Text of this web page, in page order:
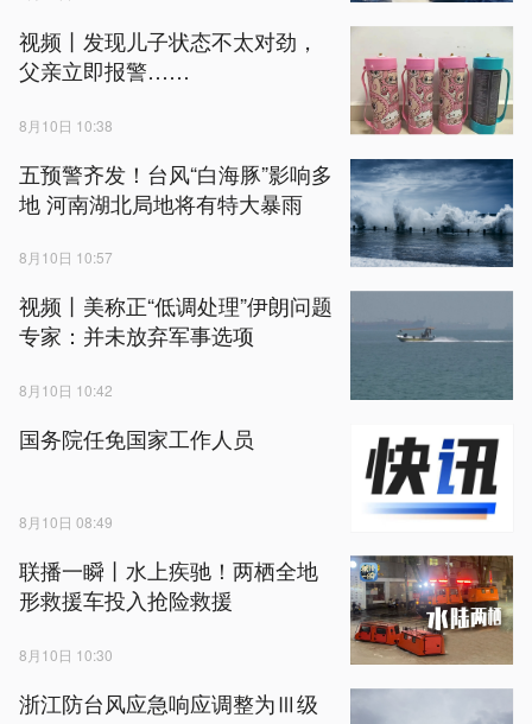
视频丨发现儿子状态不太对劲，
父亲立即报警……
8月10日 10:38
五预警齐发！台风“白海豚”影响多
地 河南湖北局地将有特大暴雨
8月10日 10:57
视频丨美称正“低调处理”伊朗问题
专家：并未放弃军事选项
8月10日 10:42
国务院任免国家工作人员
8月10日 08:49
联播一瞬丨水上疾驰！两栖全地
形救援车投入抢险救援
8月10日 10:30
浙江防台风应急响应调整为Ⅲ级